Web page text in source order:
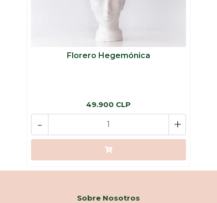
Florero Hegemónica
49.900 CLP
+
-
Sobre Nosotros